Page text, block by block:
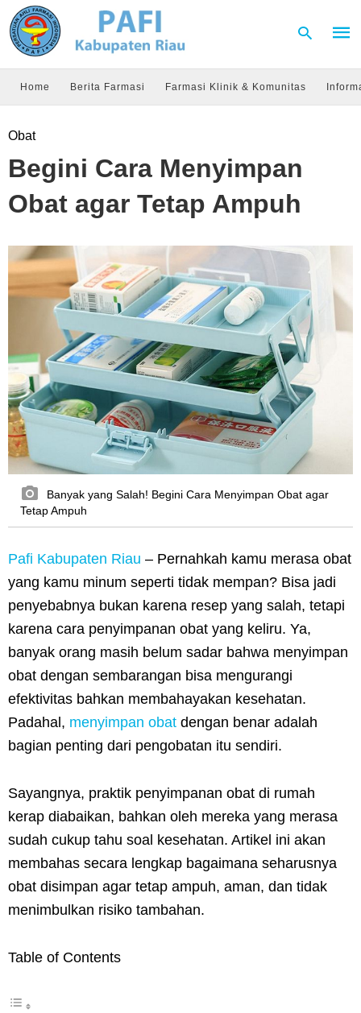
Home Berita Farmasi Farmasi Klinik & Komunitas
Obat
Begini Cara Menyimpan
Obat agar Tetap Ampuh
Banyak yang Salah! Begini Cara Menyimpan Obat agar
Tetap Ampuh
Pafi Kabupaten Riau – Pernahkah kamu merasa obat
yang kamu minum seperti tidak mempan? Bisa jadi
penyebabnya bukan karena resep yang salah, tetapi
karena cara penyimpanan obat yang keliru. Ya,
banyak orang masih belum sadar bahwa menyimpan
obat dengan sembarangan bisa mengurangi
efektivitas bahkan membahayakan kesehatan.
Padahal, menyimpan obat dengan benar adalah
bagian penting dari pengobatan itu sendiri.
Sayangnya, praktik penyimpanan obat di rumah
kerap diabaikan, bahkan oleh mereka yang merasa
sudah cukup tahu soal kesehatan. Artikel ini akan
membahas secara lengkap bagaimana seharusnya
obat disimpan agar tetap ampuh, aman, dan tidak
menimbulkan risiko tambahan.
Table of Contents